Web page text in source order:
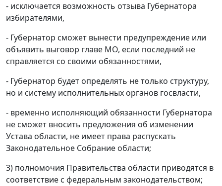
- исключается возможность отзыва Губернатора
избирателями,
- Губернатор сможет вынести предупреждение или
объявить выговор главе МО, если последний не
справляется со своими обязанностями,
- Губернатор будет определять не только структуру,
но и систему исполнительных органов госвласти,
- временно исполняющий обязанности Губернатора
не сможет вносить предложения об изменении
Устава области, не имеет права распускать
Законодательное Собрание области;
3) полномочия Правительства области приводятся в
соответствие с федеральным законодательством;